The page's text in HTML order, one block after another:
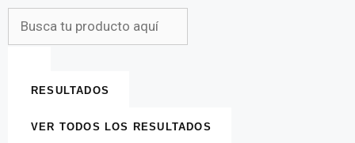
RESULTADOS
VER TODOS LOS RESULTADOS